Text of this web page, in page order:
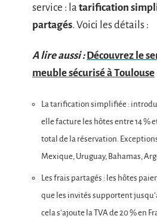
service : la tarification
partagés. Voici les détails :
A lire aussi : Découvrez le
meuble sécurisé à Toulouse
La tarification simplifiée :
elle facture les hôtes entre 14 %
total de la réservation.
Mexique, Uruguay, Bahamas,
Les frais partagés : les hôtes
que les invités supportent
cela s’ajoute la TVA de 20 % en